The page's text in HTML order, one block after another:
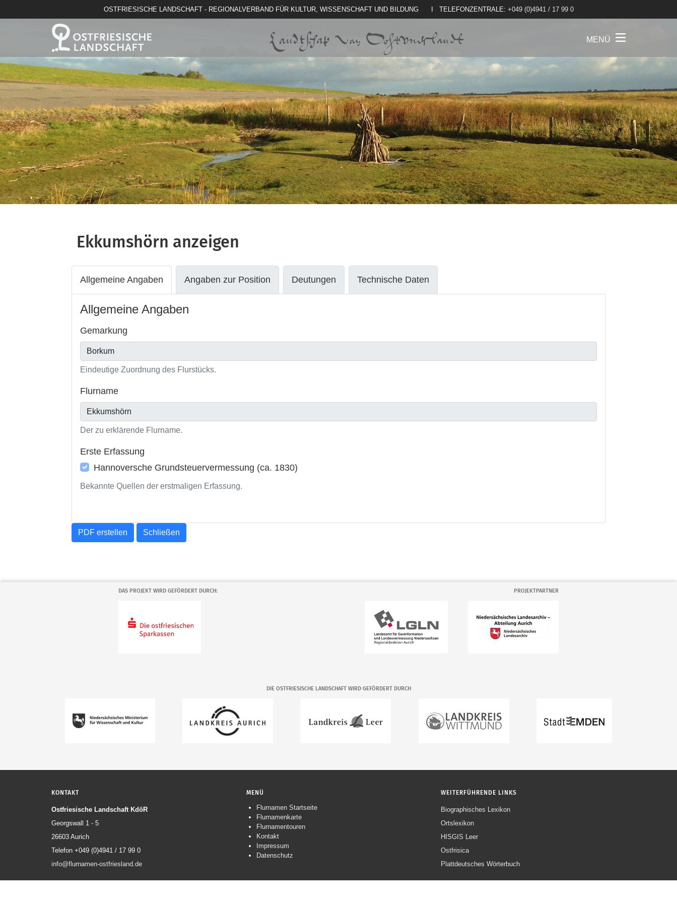
OSTFRIESISCHE LANDSCHAFT - REGIONALVERBAND FÜR KULTUR, WISSENSCHAFT UND BILDUNG I TELEFONZENTRALE: +049 (0)4941 / 17 99 0
MENÜ
Ekkumshörn anzeigen
Allgemeine Angaben Angaben zur Position Deutungen Technische Daten
Allgemeine Angaben
Gemarkung
Eindeutige Zuordnung des Flurstücks.
Flurname
Der zu erklärende Flurname.
Erste Erfassung
Hannoversche Grundsteuervermessung (ca. 1830)
Bekannte Quellen der erstmaligen Erfassung.
PDF erstellen Schließen
DAS PROJEKT WIRD GEFÖRDERT DURCH: PROJEKTPARTNER
DIE OSTFRIESISCHE LANDSCHAFT WIRD GEFÖRDERT DURCH
KONTAKT
Ostfriesische Landschaft KdöR
Georgswall 1 - 5
26603 Aurich
Telefon +049 (0)4941 / 17 99 0
info@flurnamen-ostfriesland.de
MENÜ
Navigation
überspringen
Flurnamen Startseite
Flurnamenkarte
Flurnamentouren
Kontakt
Impressum
Datenschutz
WEITERFÜHRENDE LINKS
Biographisches Lexikon
Ortslexikon
HISGIS Leer
Ostfrisica
Plattdeutsches Wörterbuch